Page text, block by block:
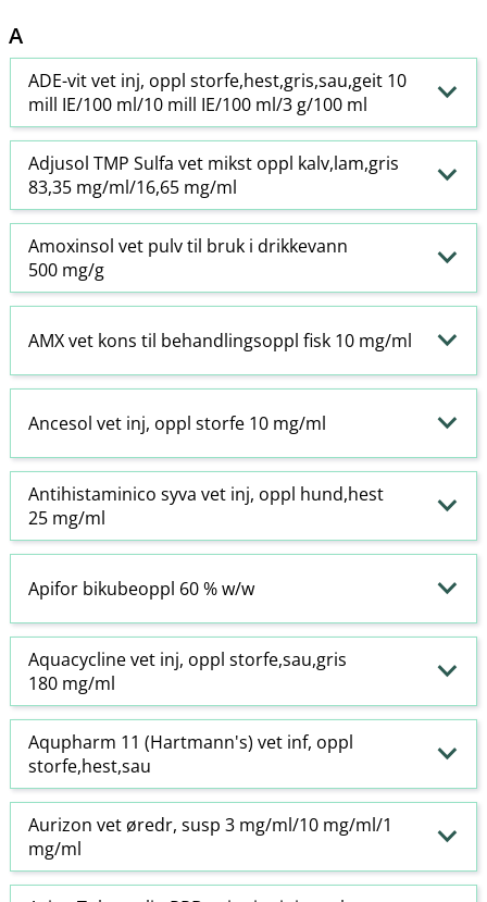
A
ADE-vit vet inj, oppl storfe,hest,gris,sau,geit 10
mill IE/100 ml/10 mill IE/100 ml/3 g/100 ml
Adjusol TMP Sulfa vet mikst oppl kalv,lam,gris
83,35 mg/ml/16,65 mg/ml
Amoxinsol vet pulv til bruk i drikkevann
500 mg/g
AMX vet kons til behandlingsoppl fisk 10 mg/ml
Ancesol vet inj, oppl storfe 10 mg/ml
Antihistaminico syva vet inj, oppl hund,hest
25 mg/ml
Apifor bikubeoppl 60 % w​/​w
Aquacycline vet inj, oppl storfe,sau,gris
180 mg/ml
Aqupharm 11 (Hartmann's) vet inf, oppl
storfe,hest,sau
Aurizon vet øredr, susp 3 mg/ml/10 mg/ml/1
mg/ml